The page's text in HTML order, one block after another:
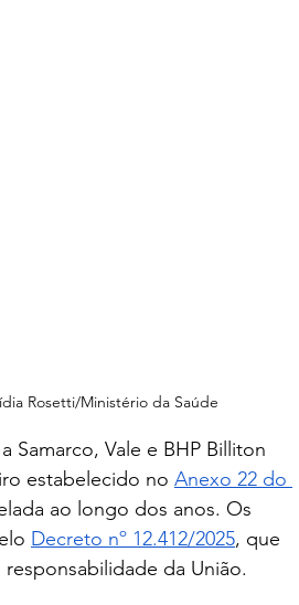
Rosetti/Ministério da Saúde
Vale e BHP Billiton
estabelecido no Anexo 22 do
ao longo dos anos. Os
Decreto nº 12.412/2025, que
da União.